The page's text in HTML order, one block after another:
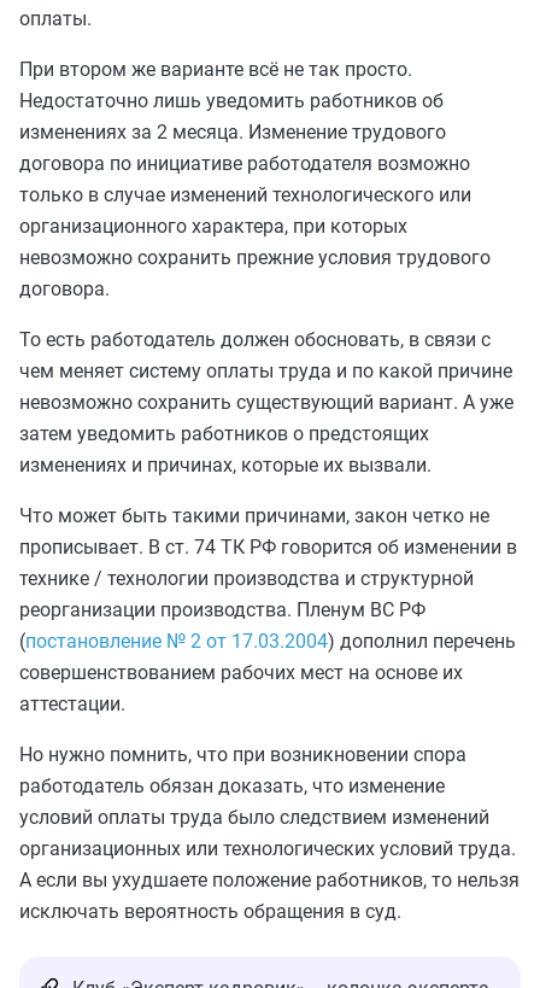
оплаты.
При втором же варианте всё не так просто.
Недостаточно лишь уведомить работников об
изменениях за 2 месяца. Изменение трудового
договора по инициативе работодателя возможно
только в случае изменений технологического или
организационного характера, при которых
невозможно сохранить прежние условия трудового
договора.
То есть работодатель должен обосновать, в связи с
чем меняет систему оплаты труда и по какой причине
невозможно сохранить существующий вариант. А уже
затем уведомить работников о предстоящих
изменениях и причинах, которые их вызвали.
Что может быть такими причинами, закон четко не
прописывает. В ст. 74 ТК РФ говорится об изменении в
технике / технологии производства и структурной
реорганизации производства. Пленум ВС РФ
(постановление № 2 от 17.03.2004) дополнил перечень
совершенствованием рабочих мест на основе их
аттестации.
Но нужно помнить, что при возникновении спора
работодатель обязан доказать, что изменение
условий оплаты труда было следствием изменений
организационных или технологических условий труда.
А если вы ухудшаете положение работников, то нельзя
исключать вероятность обращения в суд.